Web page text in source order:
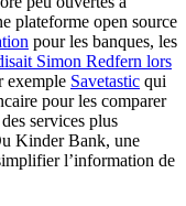
plateforme open source
pour les banques, les
Simon Redfern lors
exemple Savetastic qui
pour les comparer
services plus
Kinder Bank, une
l’information de